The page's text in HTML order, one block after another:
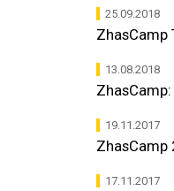
25.09.2018
​​ZhasCamp
13.08.2018
19.11.2017
​ZhasCamp
17.11.2017